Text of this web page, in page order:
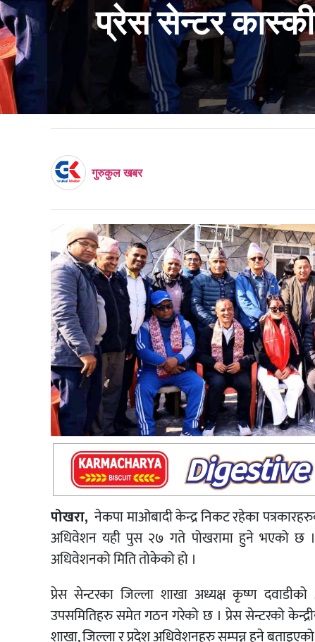
प्रेस सेन्टर
गुरुकुल खबर
पोखरा, नेकपा माओबादी केन्द्र निकट रहेका
अधिवेशन यही पुस २७ गते पोखरामा हुने भएको छ
अधिवेशनको मिति तोकेको हो ।
प्रेस सेन्टरका जिल्ला शाखा अध्यक्ष कृष्ण
उपसमितिहरु समेत गठन गरेको छ । प्रेस सेन्टरको